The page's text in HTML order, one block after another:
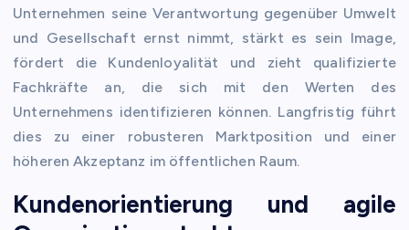
Unternehmen seine Verantwortung gegenüber Umwelt
und Gesellschaft ernst nimmt, stärkt es sein Image,
fördert die Kundenloyalität und zieht qualifizierte
Fachkräfte an, die sich mit den Werten des
Unternehmens identifizieren können. Langfristig führt
dies zu einer robusteren Marktposition und einer
höheren Akzeptanz im öffentlichen Raum.
Kundenorientierung und agile